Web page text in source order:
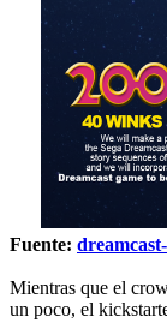
Fuente:
Mientras que el
un poco, el